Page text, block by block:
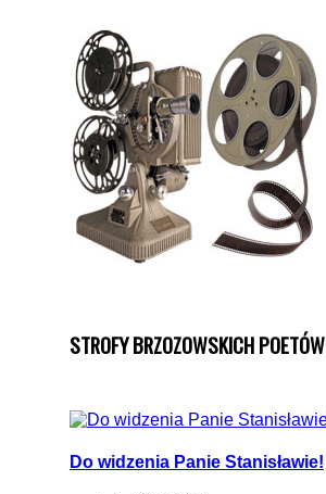
STROFY BRZOZOWSKICH POETÓW
Do widzenia Panie Stanisławie!